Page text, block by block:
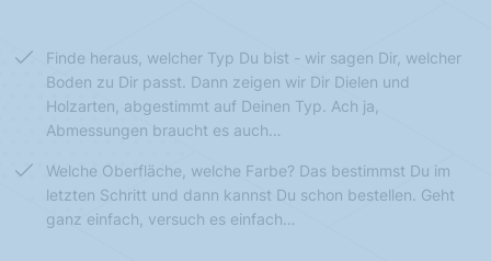
Finde heraus, welcher Typ Du bist - wir sagen Dir, welcher
Boden zu Dir passt. Dann zeigen wir Dir Dielen und
Holzarten, abgestimmt auf Deinen Typ. Ach ja,
Abmessungen braucht es auch…
Welche Oberfläche, welche Farbe? Das bestimmst Du im
letzten Schritt und dann kannst Du schon bestellen. Geht
ganz einfach, versuch es einfach…